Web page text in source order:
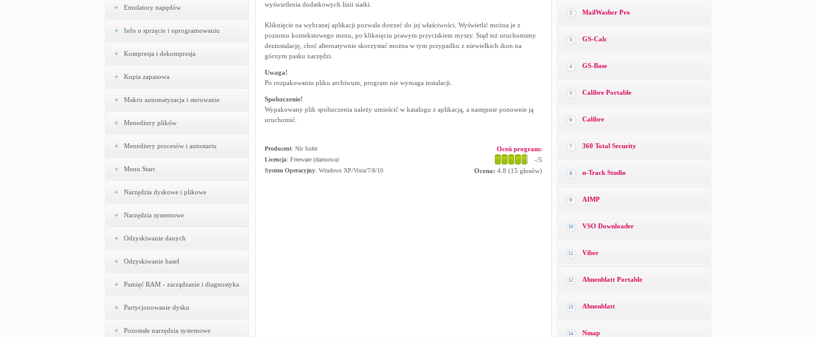
Emulatory napędów
Info o sprzęcie i oprogramowaniu
Kompresja i dekompresja
Kopia zapasowa
Makro automatyzacja i sterowanie
Menedżery plików
Menedżery procesów i autostartu
Menu Start
Narzędzia dyskowe i plikowe
Narzędzia systemowe
Odzyskiwanie danych
Odzyskiwanie haseł
Pamięć RAM - zarządzanie i diagnostyka
Partycjonowanie dysku
Pozostałe narzędzia systemowe
wyświetlenia dodatkowych linii siatki.
Kliknięcie na wybranej aplikacji pozwala dotrzeć do jej właściwości. Wyświetlić można je z
poziomu kontekstowego menu, po kliknięciu prawym przyciskiem myszy. Stąd też uruchomimy
dezinstalację, choć alternatywnie skorzystać można w tym przypadku z niewielkich ikon na
górnym pasku narzędzi.
Uwaga!
Po rozpakowaniu pliku archiwum, program nie wymaga instalacji.
Spolszczenie!
Wypakowany plik spolszczenia należy umieścić w katalogu z aplikacją, a następnie ponownie ją
uruchomić.
Producent: Nir Sofer
Licencja: Freeware (darmowa)
System Operacyjny: Windows XP/Vista/7/8/10
Oceń program:
-/5
Ocena: 4.8 (15 głosów)
2 MailWasher Pro
3 GS-Calc
4 GS-Base
5 Calibre Portable
6 Calibre
7 360 Total Security
8 n-Track Studio
9 AIMP
10 VSO Downloader
11 Viber
12 Ahnenblatt Portable
13 Ahnenblatt
14 Nmap